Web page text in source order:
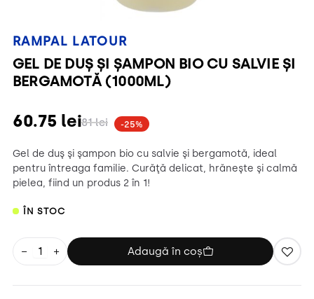
RAMPAL LATOUR
GEL DE DUȘ ȘI ȘAMPON BIO CU SALVIE ȘI
BERGAMOTĂ (1000ML)
81lei
60.75 lei -25%
Gel de duş şi şampon bio cu salvie şi bergamotă, ideal
pentru întreaga familie. Curăţă delicat, hrăneşte şi calmă
pielea, fiind un produs 2 în 1!
ÎN STOC
− + Adaugă în coș